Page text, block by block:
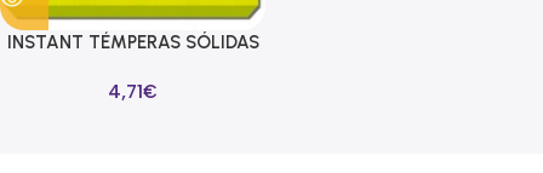
INSTANT TÉMPERAS SÓLIDAS
DE 6 C/SURTIDOS
4,71€